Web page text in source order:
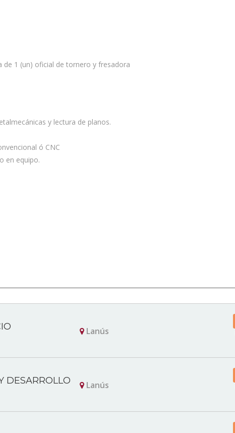
de 1 (un) oficial de tornero y fresadora
y lectura de planos.
ó CNC
en equipo.
Lanús
DESARROLLO Lanús